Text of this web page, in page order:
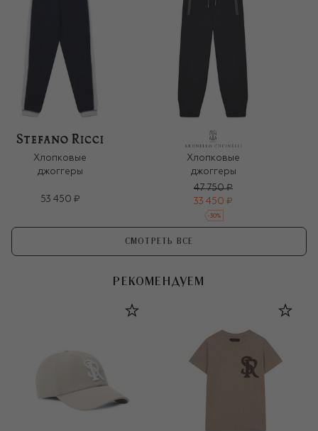
Хлопковые
джоггеры
53 450 ₽
Хлопковые
джоггеры
47 750 ₽
33 450 ₽
-30%
СМОТРЕТЬ ВСЕ
РЕКОМЕНДУЕМ